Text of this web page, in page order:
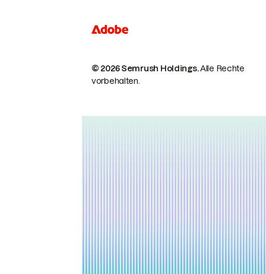
© 2026 Semrush Holdings.Alle Rechte
vorbehalten.